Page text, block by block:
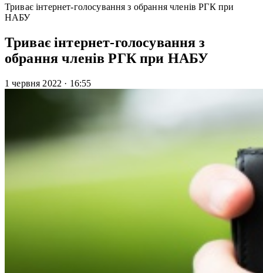
Триває інтернет-голосування з обрання членів РГК при
НАБУ
Триває інтернет-голосування з
обрання членів РГК при НАБУ
1 червня 2022 · 16:55